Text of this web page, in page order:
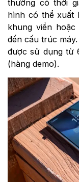
thường có thời
hình có thể xuất
khung viền
đến cấu trúc
được sử dụng từ
(hàng demo).